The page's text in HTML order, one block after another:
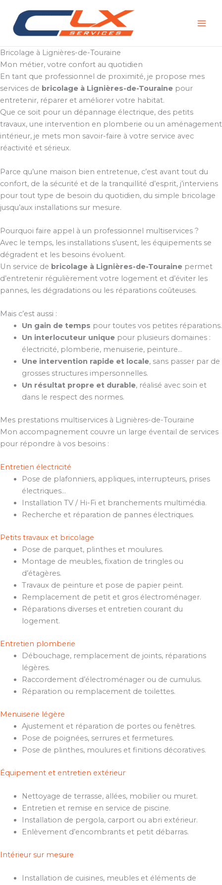
contenu
Bricolage à Lignières-de-Touraine
Mon métier, votre confort au quotidien
En tant que professionnel de proximité, je propose mes
services de bricolage à Lignières-de-Touraine pour
entretenir, réparer et améliorer votre habitat.
Que ce soit pour un dépannage électrique, des petits
travaux, une intervention en plomberie ou un aménagement
intérieur, je mets mon savoir-faire à votre service avec
réactivité et sérieux.
Parce qu’une maison bien entretenue, c’est avant tout du
confort, de la sécurité et de la tranquillité d’esprit, j’interviens
pour tout type de besoin du quotidien, du simple bricolage
jusqu’aux installations sur mesure.
Pourquoi faire appel à un professionnel multiservices ?
Avec le temps, les installations s’usent, les équipements se
dégradent et les besoins évoluent.
Un service de bricolage à Lignières-de-Touraine permet
d’entretenir régulièrement votre logement et d’éviter les
pannes, les dégradations ou les réparations coûteuses.
Mais c’est aussi :
Un gain de temps pour toutes vos petites réparations.
Un interlocuteur uniquepour plusieurs domaines :
électricité, plomberie, menuiserie, peinture…
Une intervention rapide et locale, sans passer par de
grosses structures impersonnelles.
Un résultat propre et durable, réalisé avec soin et
dans le respect des normes.
Mes prestations multiservices à Lignières-de-Touraine
Mon accompagnement couvre un large éventail de services
pour répondre à vos besoins :
Entretien électricité
Pose de plafonniers, appliques, interrupteurs, prises
électriques…
Installation TV / Hi-Fi et branchements multimédia.
Recherche et réparation de pannes électriques.
Petits travaux et bricolage
Pose de parquet, plinthes et moulures.
Montage de meubles, fixation de tringles ou
d’étagères.
Travaux de peinture et pose de papier peint.
Remplacement de petit et gros électroménager.
Réparations diverses et entretien courant du
logement.
Entretien plomberie
Débouchage, remplacement de joints, réparations
légères.
Raccordement d’électroménager ou de cumulus.
Réparation ou remplacement de toilettes.
Menuiserie légère
Ajustement et réparation de portes ou fenêtres.
Pose de poignées, serrures et fermetures.
Pose de plinthes, moulures et finitions décoratives.
Équipement et entretien extérieur
Nettoyage de terrasse, allées, mobilier ou muret.
Entretien et remise en service de piscine.
Installation de pergola, carport ou abri extérieur.
Enlèvement d’encombrants et petit débarras.
Intérieur sur mesure
Installation de cuisines, meubles et éléments de